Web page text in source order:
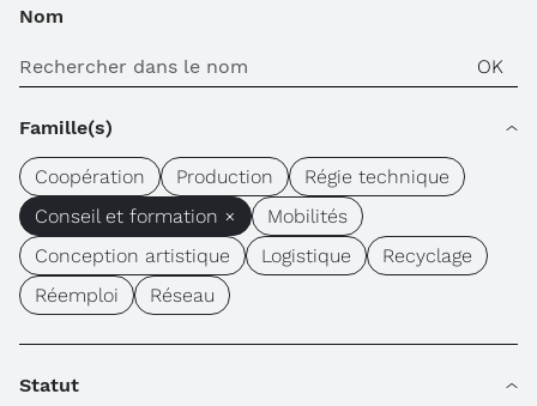
Nom
Famille(s)
Coopération Production
Régie technique
Conseil et formation ×
Mobilités
Conception artistique
Logistique
Recyclage
Réemploi
Réseau
Statut